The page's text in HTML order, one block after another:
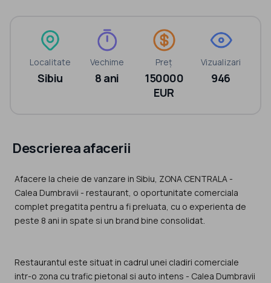
Localitate
Sibiu
Vechime
8 ani
Preț
150000
EUR
Vizualizari
946
Descrierea afacerii
Afacere la cheie de vanzare in Sibiu, ZONA CENTRALA -
Calea Dumbravii - restaurant, o oportunitate comerciala
complet pregatita pentru a fi preluata, cu o experienta de
peste 8 ani in spate si un brand bine consolidat.
Restaurantul este situat in cadrul unei cladiri comerciale
intr-o zona cu trafic pietonal si auto intens - Calea Dumbravii